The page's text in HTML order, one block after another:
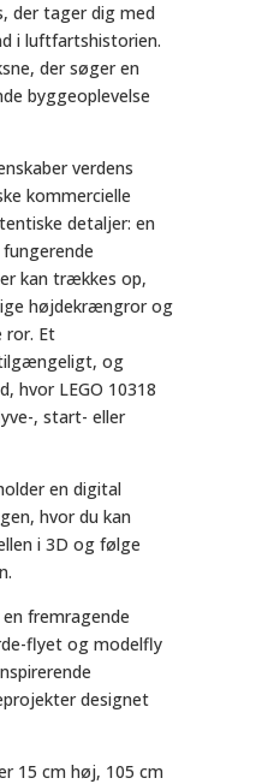
der tager dig med
i luftfartshistorien.
der søger en
byggeoplevelse
verdens
kommercielle
detaljer: en
kan trækkes op,
højdekrængror og
ror. Et
og
hvor LEGO 10318
, start- eller
en digital
hvor du kan
i 3D og følge
en fremragende
flyet og modelfly
designet
15 cm høj, 105 cm